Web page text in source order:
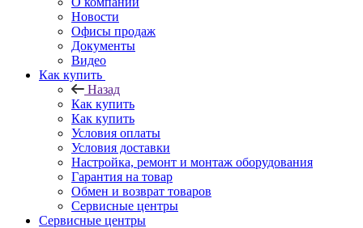
Новости
Офисы продаж
Документы
Видео
Как купить
Назад
Как купить
Как купить
Условия оплаты
Условия доставки
Настройка, ремонт и монтаж оборудования
Гарантия на товар
Обмен и возврат товаров
Сервисные центры
Сервисные центры